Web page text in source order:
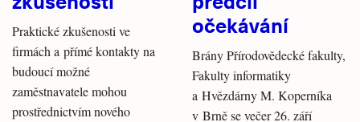
Praktické zkušenosti ve
firmách a přímé kontakty na
budoucí možné
zaměstnavatele mohou
prostřednictvím nového
očekávání
Brány Přírodovědecké fakulty,
Fakulty informatiky
a Hvězdárny M. Koperníka
v Brně se večer 26. září